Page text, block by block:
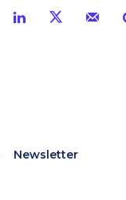
Newsletter